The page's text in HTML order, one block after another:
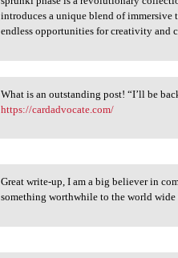
sprunki phase is a
introduces a unique blend of immersive
endless opportunities for creativity and
What is an outstanding post!
What is an outstanding post! “I’ll be
https://cardadvocate.com/
Great write-up, I am a big
Great write-up, I am a big believer in
something worthwhile to the world